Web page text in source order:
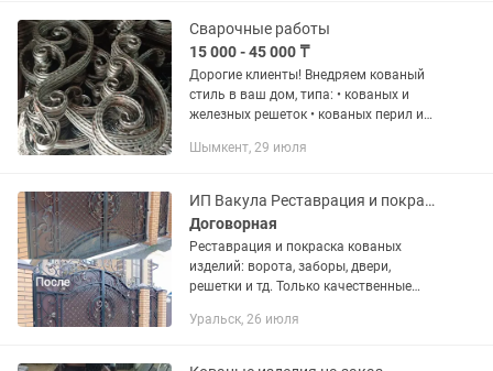
Сварочные работы
15 000 - 45 000 ₸
Дорогие клиенты! Внедряем кованый
стиль в ваш дом, типа: • кованых и
железных решеток • кованых перил и
железные ограждения с коваными
Шымкент, 29 июля
ИП Вакула Реставрация и покраска металлоконструкций
Договорная
Реставрация и покраска кованых
изделий: ворота, заборы, двери,
решетки и тд. Только качественные
Уральск, 26 июля